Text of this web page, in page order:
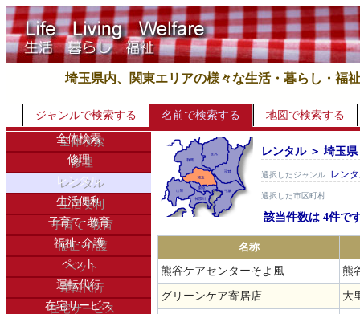
埼玉県内、関東エリアの様々な生活・暮らし・福
ジャンルで検索する 名前で検索する
地図で検索する
全体検索
修理
レンタル
生活便利
子育て･教育
福祉･介護
ペット
運転代行
在宅サービス
レンタル ＞ 埼玉
選択したジャンル レン
選択した市区町村
該当件数は 4件で
名称
熊谷ケアセンターそよ風
熊
グリーンケア寄居店 大